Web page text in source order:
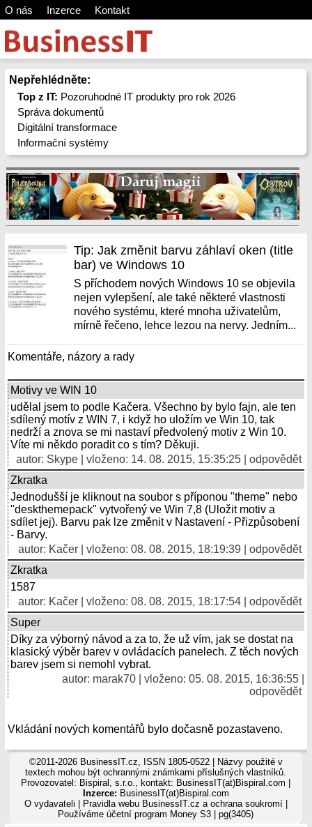
O nás Inzerce Kontakt
Nepřehlédněte:
Top z IT: Pozoruhodné IT produkty pro rok 2026
Správa dokumentů
Digitální transformace
Informační systémy
Tip: Jak změnit barvu záhlaví oken (title
bar) ve Windows 10
S příchodem nových Windows 10 se objevila
nejen vylepšení, ale také některé vlastnosti
nového systému, které mnoha uživatelům,
mírně řečeno, lehce lezou na nervy. Jedním...
Komentáře, názory a rady
Motivy ve WIN 10
udělal jsem to podle Kačera. Všechno by bylo fajn, ale ten
sdílený motív z WIN 7, i když ho uložím ve Win 10, tak
nedrží a znova se mi nastaví předvolený motiv z Win 10.
Víte mi někdo poradit co s tím? Děkuji.
autor: Skype | vloženo: 14. 08. 2015, 15:35:25 | odpovědět
Zkratka
Jednodušší je kliknout na soubor s příponou "theme" nebo
"deskthemepack" vytvořený ve Win 7,8 (Uložit motiv a
sdílet jej). Barvu pak lze změnit v Nastavení - Přizpůsobení
- Barvy.
autor: Kačer | vloženo: 08. 08. 2015, 18:19:39 | odpovědět
Zkratka
1587
autor: Kačer | vloženo: 08. 08. 2015, 18:17:54 | odpovědět
Super
Díky za výborný návod a za to, že už vím, jak se dostat na
klasický výběr barev v ovládacích panelech. Z těch nových
barev jsem si nemohl vybrat.
autor: marak70 | vloženo: 05. 08. 2015, 16:36:55 |
odpovědět
Vkládání nových komentářů bylo dočasně pozastaveno.
©2011-2026 BusinessIT.cz, ISSN 1805-0522 | Názvy použité v
textech mohou být ochrannými známkami příslušných vlastníků.
Provozovatel: Bispiral, s.r.o., kontakt: BusinessIT(at)Bispiral.com |
Inzerce: BusinessIT(at)Bispiral.com
O vydavateli
Pravidla webu BusinessIT.cz a ochrana soukromí|
Používámeúčetní program Money S3 | pg(3405)